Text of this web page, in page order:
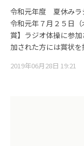
令和元年度 夏休みラ
令和元年７月２５日
賞】ラジオ体操に参
加された方には賞状
2019年06月28日 19:21